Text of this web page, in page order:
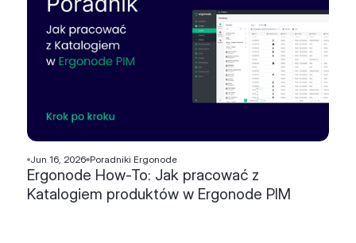
Jun 16, 2026 Poradniki Ergonode
Ergonode How-To: Jak pracować z
Katalogiem produktów w Ergonode PIM